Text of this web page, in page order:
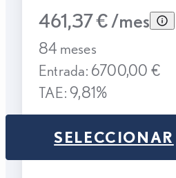
461,37 € /mes
84 meses
Entrada: 6700,00 €
TAE: 9,81%
SELECCIONAR